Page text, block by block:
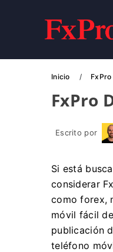
Inicio
FxPro
Escrito por
Si está
considerar
como forex,
móvil fácil
publicación
teléfono